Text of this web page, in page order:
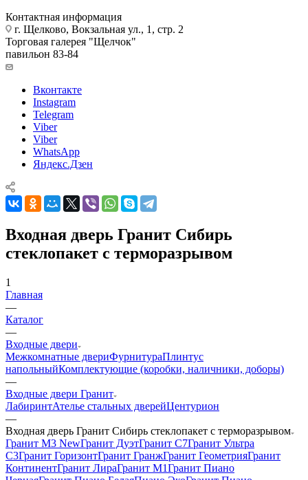
Контактная информация
г. Щелково, Вокзальная ул., 1, стр. 2
Торговая галерея "Щелчок"
павильон 83-84
Вконтакте
Instagram
Telegram
Viber
Viber
WhatsApp
Яндекс.Дзен
Входная дверь Гранит Сибирь
стеклопакет с терморазрывом
1
Главная
—
Каталог
—
Входные двери
Межкомнатные двериФурнитураПлинтус
напольныйКомплектующие (коробки, наличники, доборы)
—
Входные двери Гранит
ЛабиринтАтелье стальных дверейЦентурион
—
Входная дверь Гранит Сибирь стеклопакет с терморазрывом
Гранит М3 NewГранит ДуэтГранит С7Гранит Ультра
C3Гранит ГоризонтГранит ГранжГранит ГеометрияГранит
КонтинентГранит ЛираГранит М1Гранит Пиано